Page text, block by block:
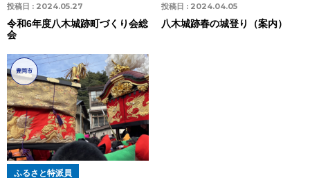
投稿日 : 2024.05.27
令和6年度八木城跡町づくり会総
会
投稿日 : 2024.04.05
八木城跡春の城登り（案内）
豊岡市
ふるさと特派員